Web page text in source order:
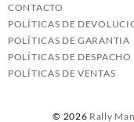
CONTACTO
POLÍTICAS DE
POLÍTICAS DE GARANTIA
POLÍTICAS DE DESPACHO
POLÍTICAS DE VENTAS
© 2026 Rally